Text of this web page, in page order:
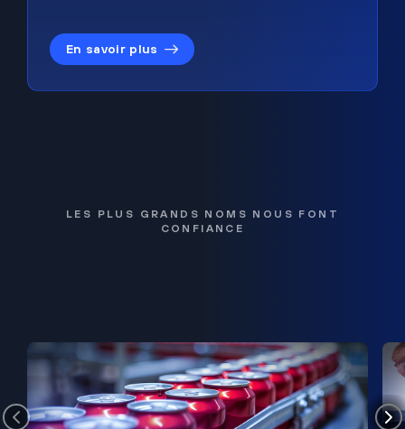
En savoir plus
LES PLUS GRANDS NOMS NOUS FONT
CONFIANCE